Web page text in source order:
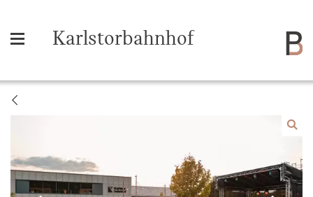
Karlstorbahnhof